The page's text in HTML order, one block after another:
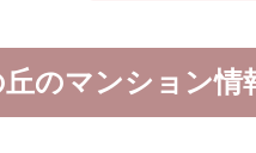
のマンション情